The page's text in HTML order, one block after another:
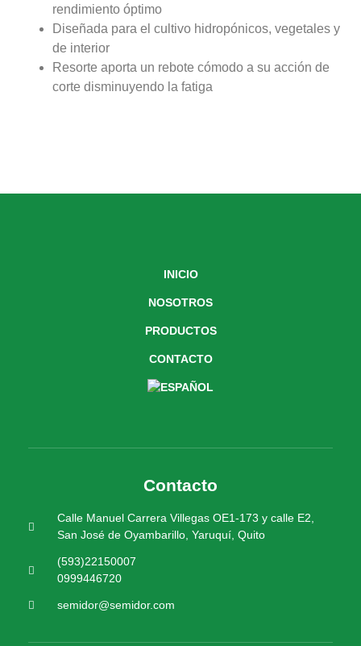
rendimiento óptimo
Diseñada para el cultivo hidropónicos, vegetales y
de interior
Resorte aporta un rebote cómodo a su acción de
corte disminuyendo la fatiga
INICIO
NOSOTROS
PRODUCTOS
CONTACTO
Contacto
Calle Manuel Carrera Villegas OE1-173 y calle E2,
San José de Oyambarillo, Yaruquí, Quito
(593)22150007
0999446720
semidor@semidor.com